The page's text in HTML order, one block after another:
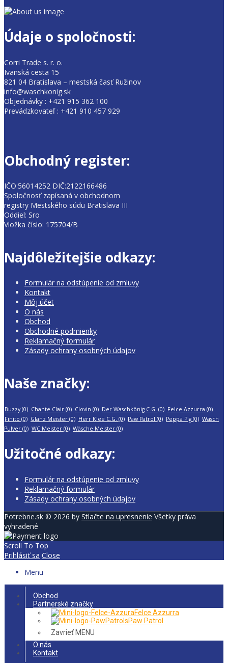
Údaje o spoločnosti:
Corri Trade s. r. o.
Ivanská cesta 15
821 04 Bratislava – mestská časť Ružinov
info@waschkonig.sk
Objednávky : +421 915 362 100
Prevádzkovateľ : +421 910 457 929
Obchodný register:
IČO:56014252 DIČ:2122166486
Spoločnosť zapísaná v obchodnom
registry Mestského súdu Bratislava III
Oddiel: Sro
Vložka číslo: 175704/B
Najdôležitejšie odkazy:
Formulár na odstúpenie od zmluvy
Kontakt
Môj účet
O nás
Obchod
Obchodné podmienky
Reklamačný formulár
Zásady ochrany osobných údajov
Naše značky:
Buzzy(0) Chante Clair (0) Clovin (0) Der Waschkönig C.G. (0) Felce Azzurra (0)
Finito (0) Glanz Meister (0) Herr Klee C.G. (0) Paw Patrol (0) Peppa Pig (0) Wasch
Pulver (0) WC Meister (0) Wäsche Meister (0)
Užitočné odkazy:
Formulár na odstúpenie od zmluvy
Reklamačný formulár
Zásady ochrany osobných údajov
Potrebne.sk © 2026 by Stlačte na upresnenie Všetky práva
vyhradené
Scroll To Top
Prihlásiť sa Close
Menu
Obchod
Partnerské značky
Felce Azzurra
Paw Patrol
Zavrieť MENU
O nás
Kontakt